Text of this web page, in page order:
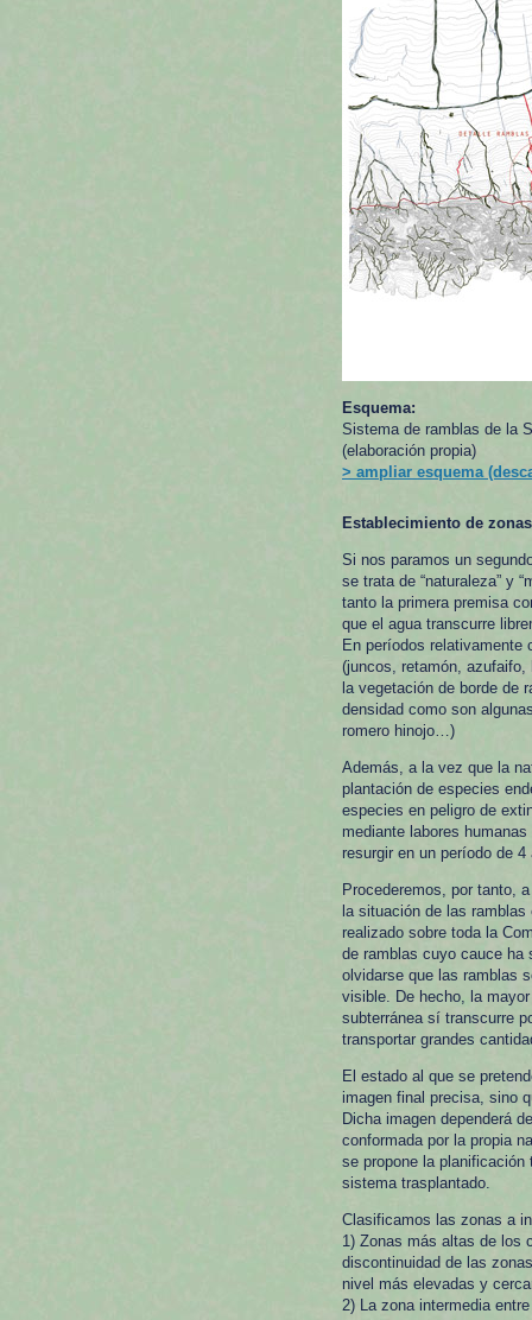
Esquema:
Sistema de ramblas de la
(elaboración propia)
> ampliar esquema
Establecimiento de
Si nos paramos un
se trata de “naturaleza” y
tanto la primera premisa
que el agua transcurre
En períodos relativamente
(juncos, retamón,
la vegetación de borde de
densidad como son
romero hinojo…)
Además, a la vez que la
plantación de especies
especies en peligro de
mediante labores
resurgir en un período de 4
Procederemos, por tanto,
la situación de las
realizado sobre toda la
de ramblas cuyo cauce ha
olvidarse que las ramblas
visible. De hecho, la
subterránea sí transcurre
transportar grandes
El estado al que se
imagen final precisa, sino
Dicha imagen dependerá
conformada por la propia
se propone la planificación
sistema trasplantado.
Clasificamos las zonas a
1) Zonas más altas de los
discontinuidad de las
nivel más elevadas y
2) La zona intermedia